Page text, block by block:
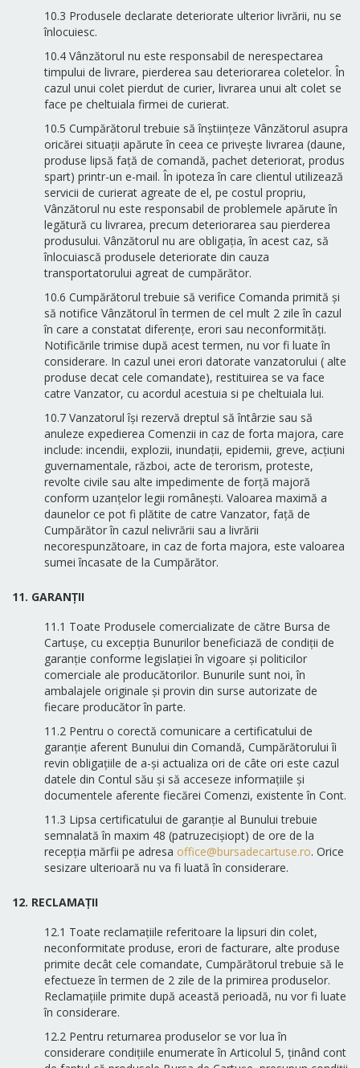
10.3 Produsele declarate deteriorate ulterior livrării, nu se
înlocuiesc.
10.4 Vânzătorul nu este responsabil de nerespectarea
timpului de livrare, pierderea sau deteriorarea coletelor. În
cazul unui colet pierdut de curier, livrarea unui alt colet se
face pe cheltuiala firmei de curierat.
10.5 Cumpărătorul trebuie să înștiințeze Vânzătorul asupra
oricărei situații apărute în ceea ce privește livrarea (daune,
produse lipsă față de comandă, pachet deteriorat, produs
spart) printr-un e-mail. În ipoteza în care clientul utilizează
servicii de curierat agreate de el, pe costul propriu,
Vânzătorul nu este responsabil de problemele apărute în
legătură cu livrarea, precum deteriorarea sau pierderea
produsului. Vânzătorul nu are obligația, în acest caz, să
înlocuiască produsele deteriorate din cauza
transportatorului agreat de cumpărător.
10.6 Cumpărătorul trebuie să verifice Comanda primită și
să notifice Vânzătorul în termen de cel mult 2 zile în cazul
în care a constatat diferențe, erori sau neconformități.
Notificările trimise după acest termen, nu vor fi luate în
considerare. In cazul unei erori datorate vanzatorului ( alte
produse decat cele comandate), restituirea se va face
catre Vanzator, cu acordul acestuia si pe cheltuiala lui.
10.7 Vanzatorul își rezervă dreptul să întârzie sau să
anuleze expedierea Comenzii in caz de forta majora, care
include: incendii, explozii, inundaţii, epidemii, greve, acțiuni
guvernamentale, război, acte de terorism, proteste,
revolte civile sau alte impedimente de forță majoră
conform uzanțelor legii românești. Valoarea maximă a
daunelor ce pot fi plătite de catre Vanzator, față de
Cumpărător în cazul nelivrării sau a livrării
necorespunzătoare, in caz de forta majora, este valoarea
sumei încasate de la Cumpărător.
11. GARANȚII
11.1 Toate Produsele comercializate de către Bursa de
Cartușe, cu excepția Bunurilor beneficiază de condiții de
garanție conforme legislației în vigoare și politicilor
comerciale ale producătorilor. Bunurile sunt noi, în
ambalajele originale și provin din surse autorizate de
fiecare producător în parte.
11.2 Pentru o corectă comunicare a certificatului de
garanție aferent Bunului din Comandă, Cumpărătorului îi
revin obligațiile de a-și actualiza ori de câte ori este cazul
datele din Contul său și să acceseze informațiile și
documentele aferente fiecărei Comenzi, existente în Cont.
11.3 Lipsa certificatului de garanție al Bunului trebuie
semnalată în maxim 48 (patruzecișiopt) de ore de la
recepția mărfii pe adresa office@bursadecartuse.ro. Orice
sesizare ulterioară nu va fi luată în considerare.
12. RECLAMAȚII
12.1 Toate reclamaţiile referitoare la lipsuri din colet,
neconformitate produse, erori de facturare, alte produse
primite decât cele comandate, Cumpărătorul trebuie să le
efectueze în termen de 2 zile de la primirea produselor.
Reclamaţiile primite după această perioadă, nu vor fi luate
în considerare.
12.2 Pentru returnarea produselor se vor lua în
considerare condițiile enumerate în Articolul 5, ținând cont